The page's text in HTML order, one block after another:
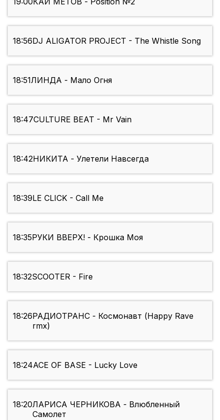
18:56DJ ALIGATOR PROJECT - The Whistle Song
18:51ЛИНДА - Мало Огня
18:47CULTURE BEAT - Mr Vain
18:42НИКИТА - Улетели Навсегда
18:39LE CLICK - Call Me
18:35РУКИ ВВЕРХ! - Крошка Моя
18:32SCOOTER - Fire
18:26РАДИОТРАНС - Космонавт (Happy Rave
rmx)
18:24ACE OF BASE - Lucky Love
18:20ЛАРИСА ЧЕРНИКОВА - Влюбленный
Самолет